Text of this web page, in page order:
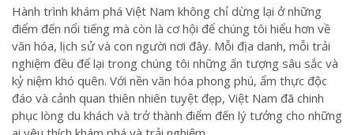
Hành trình khám phá Việt Nam không chỉ dừng lại ở những
điểm đến nổi tiếng mà còn là cơ hội để chúng tôi hiểu hơn về
văn hóa, lịch sử và con người nơi đây. Mỗi địa danh, mỗi trải
nghiệm đều để lại trong chúng tôi những ấn tượng sâu sắc và
kỷ niệm khó quên. Với nền văn hóa phong phú, ẩm thực độc
đáo và cảnh quan thiên nhiên tuyệt đẹp, Việt Nam đã chinh
phục lòng du khách và trở thành điểm đến lý tưởng cho những